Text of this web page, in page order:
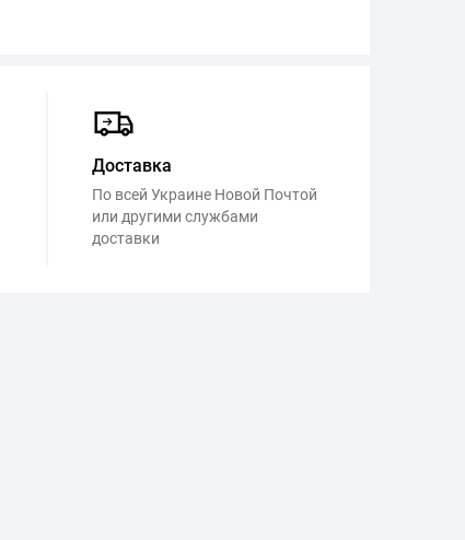
Доставка
По всей Украине Новой Почтой
или другими службами
доставки